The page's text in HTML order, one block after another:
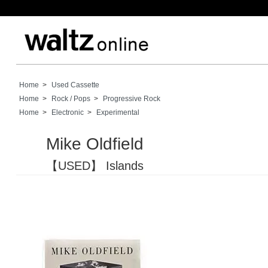
Home >
Used Cassette
Home > Rock / Pops >
Progressive Rock
Home > Electronic > Experimental
Mike Oldfield
【USED】 Islands